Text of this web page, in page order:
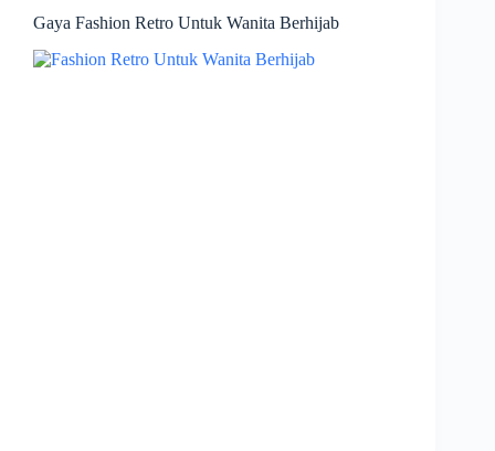
Gaya Fashion Retro Untuk Wanita Berhijab